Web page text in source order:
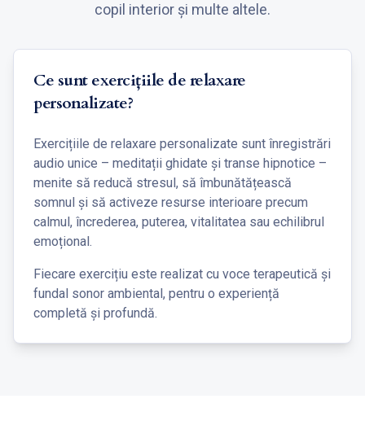
copil interior și multe altele.
Ce sunt exercițiile de relaxare
personalizate?
Exercițiile de relaxare personalizate sunt înregistrări
audio unice – meditații ghidate și transe hipnotice –
menite să reducă stresul, să îmbunătățească
somnul și să activeze resurse interioare precum
calmul, încrederea, puterea, vitalitatea sau echilibrul
emoțional.
Fiecare exercițiu este realizat cu voce terapeutică și
fundal sonor ambiental, pentru o experiență
completă și profundă.